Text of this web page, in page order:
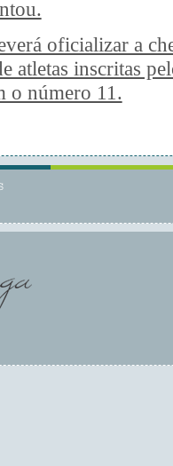
oficializar a
atletas inscritas
o número 11.